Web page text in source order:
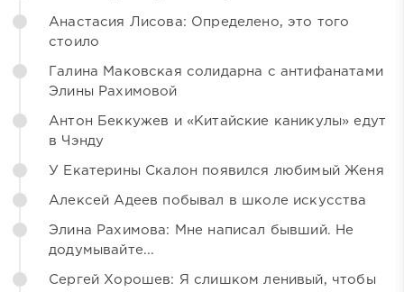
Анастасия Лисова: Определено, это того
стоило
Галина Маковская солидарна с антифанатами
Элины Рахимовой
Антон Беккужев и «Китайские каникулы» едут
в Чэнду
У Екатерины Скалон появился любимый Женя
Алексей Адеев побывал в школе искусства
Элина Рахимова: Мне написал бывший. Не
додумывайте...
Сергей Хорошев: Я слишком ленивый, чтобы